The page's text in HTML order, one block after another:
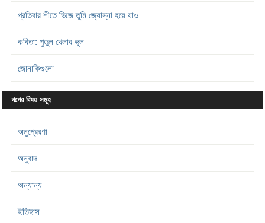
প্রতিবার শীতে ভিজে তুমি জ্যোস্না হয়ে যাও
কবিতা: পুতুল খেলার ভুল
জোনাকিগুলো
গল্পের বিষয় সমূহ
অনুপ্রেরণা
অনুবাদ
অন্যান্য
ইতিহাস